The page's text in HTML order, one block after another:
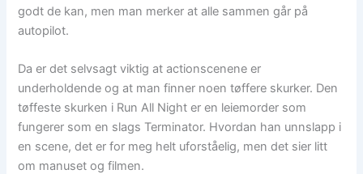
godt de kan, men man merker at alle sammen går på
autopilot.
Da er det selvsagt viktig at actionscenene er
underholdende og at man finner noen tøffere skurker. Den
tøffeste skurken i Run All Night er en leiemorder som
fungerer som en slags Terminator. Hvordan han unnslapp i
en scene, det er for meg helt uforståelig, men det sier litt
om manuset og filmen.